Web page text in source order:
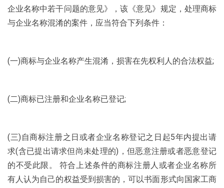
企业名称中若干问题的意见》，该《意见》规定，处理商标
与企业名称混淆的案件，应当符合下列条件：
(一)商标与企业名称产生混淆，损害在先权利人的合法权益;
(二)商标已注册和企业名称已登记;
(三)自商标注册之日或者企业名称登记之日起5年内提出请
求(含已提出请求但尚未处理的)，但恶意注册或者恶意登记
的不受此限。 符合上述条件的商标注册人或者企业名称所
有人认为自己的权益受到损害的，可以书面形式向国家工商